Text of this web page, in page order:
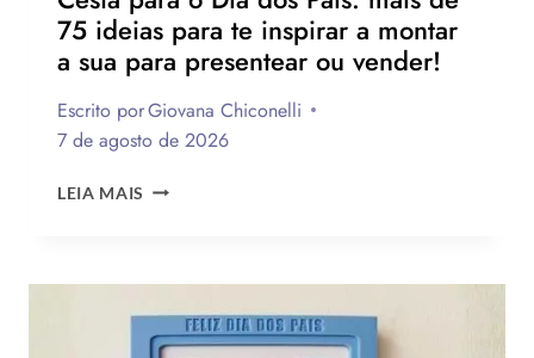
75 ideias para te inspirar a montar
a sua para presentear ou vender!
Escrito porGiovana Chiconelli
7 de agosto de 2026
LEIA MAIS CESTA
DOS
PAIS:
MAIS